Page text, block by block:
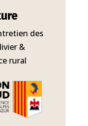
des
&
rural